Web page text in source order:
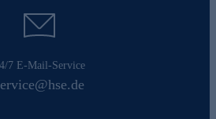
7 E-Mail-Service